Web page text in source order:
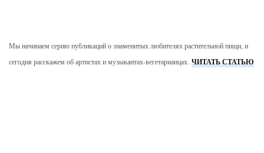
Мы начинаем серию публикаций о знаменитых любителях растительной пищи, и
сегодня расскажем об артистах и музыкантах-вегетарианцах. ЧИТАТЬ СТАТЬЮ